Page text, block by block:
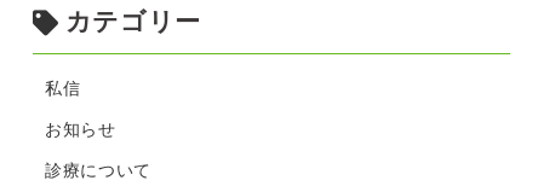
カテゴリー
私信
お知らせ
診療について